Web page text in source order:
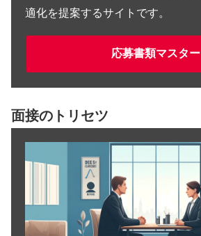
適化を提案するサイトです。
応募書類マスター
面接のトリセツ